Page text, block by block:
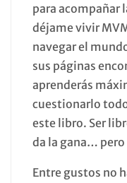
para acompañar
déjame vivir
navegar el
sus páginas
aprenderás
cuestionarlo
este libro. Ser
da la gana… pero
Entre gustos no